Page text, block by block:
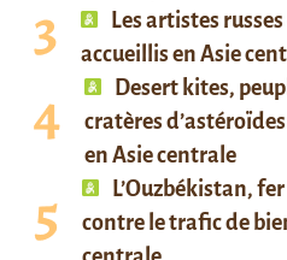
Les artistes
accueillis en Asie
Desert kites,
cratères
en Asie centrale
L’Ouzbékistan,
contre le trafic de